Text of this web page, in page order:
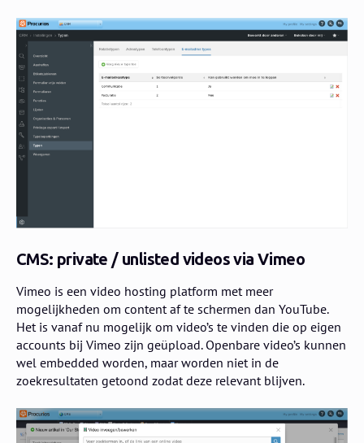
CMS: private / unlisted videos via Vimeo
Vimeo is een video hosting platform met meer
mogelijkheden om content af te schermen dan YouTube.
Het is vanaf nu mogelijk om video’s te vinden die op eigen
accounts bij Vimeo zijn geüpload. Openbare video’s kunnen
wel embedded worden, maar worden niet in de
zoekresultaten getoond zodat deze relevant blijven.